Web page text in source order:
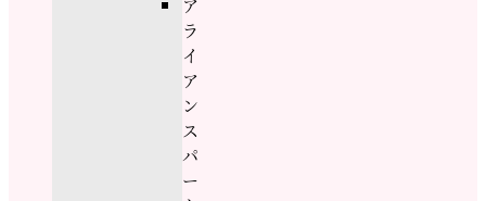
ア
ラ
イ
ア
ン
ス
パ
ー